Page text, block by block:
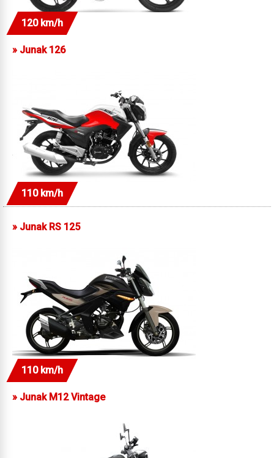
120 km/h
» Junak 126
110 km/h
» Junak RS 125
110 km/h
» Junak M12 Vintage